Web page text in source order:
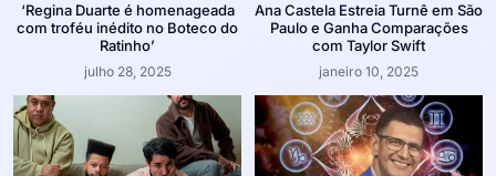
‘Regina Duarte é homenageada
com troféu inédito no Boteco do
Ratinho’
julho 28, 2025
Ana Castela Estreia Turnê em São
Paulo e Ganha Comparações
com Taylor Swift
janeiro 10, 2025